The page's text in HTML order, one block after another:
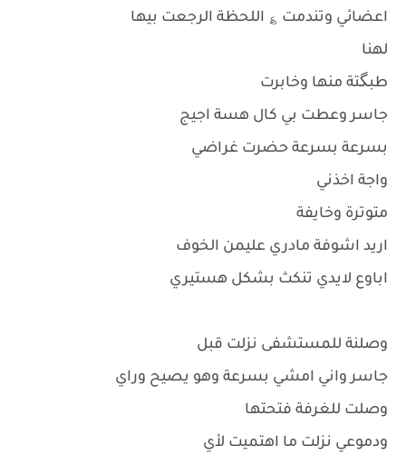
اعضائي وتندمت ؏ اللحظة الرجعت بيها
لهنا
طبگتة منها وخابرت
جاسر وعطت بي كال هسة اجيج
بسرعة بسرعة حضرت غراضي
واجة اخذني
متوترة وخايفة
اريد اشوفة مادري عليمن الخوف
اباوع لايدي تنكث بشكل هستيري
وصلنة للمستشفى نزلت قبل
جاسر واني امشي بسرعة وهو يصيح وراي
وصلت للغرفة فتحتها
ودموعي نزلت ما اهتميت لأي